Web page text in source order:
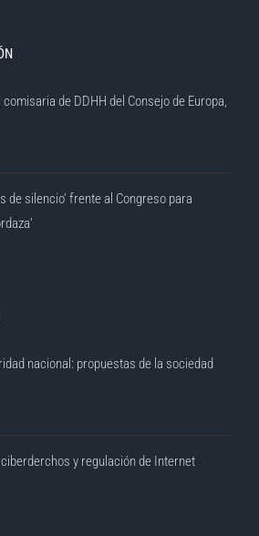
de DDHH del Consejo de Europa,
de silencio’ frente al Congreso para
nacional: propuestas de la sociedad
y regulación de Internet